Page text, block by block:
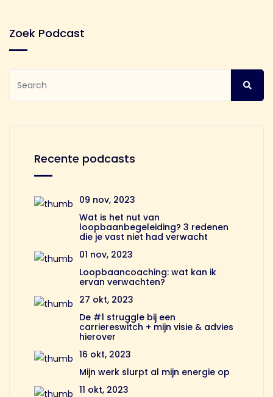
Zoek Podcast
Recente podcasts
09 nov, 2023
Wat is het nut van
loopbaanbegeleiding? 3 redenen
die je vast niet had verwacht
01 nov, 2023
Loopbaancoaching: wat kan ik
ervan verwachten?
27 okt, 2023
De #1 struggle bij een
carriereswitch + mijn visie & advies
hierover
16 okt, 2023
Mijn werk slurpt al mijn energie op
11 okt, 2023